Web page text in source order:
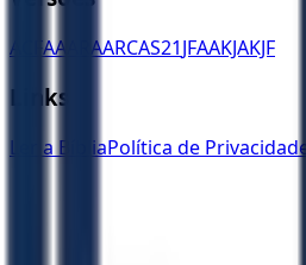
ACFAA ARAARCAS21JFAAKJAKJF
Links
Ler a BíbliaPolítica de Privacidade